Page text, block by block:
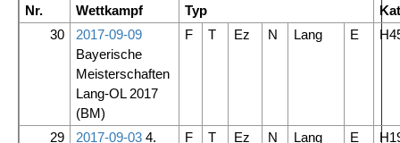
Nr. Wettkampf Typ
30
2017-09-09
Bayerische
Meisterschaften
Lang-OL 2017
(BM)
F T Ez N Lang E
29 2017-09-03 4.
F T Ez N Lang E